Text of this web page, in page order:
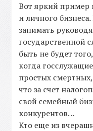
Вот яркий пример
и личного
занимать
государственной
быть не будет
когда
простых
что за счет
свой семейный
конкурентов. ..
Кто еще из